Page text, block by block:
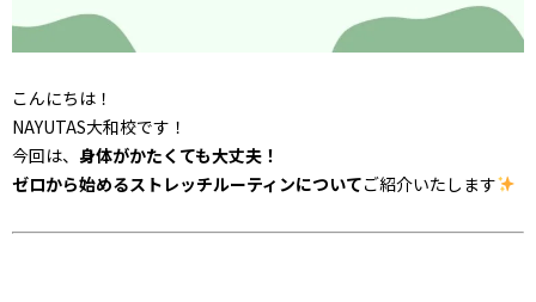
こんにちは！
NAYUTAS大和校です！
今回は、 身体がかたくても大丈夫！
ゼロから始めるストレッチルーティンについてご紹介いたします